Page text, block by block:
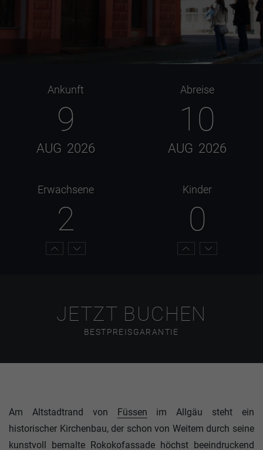
Ankunft
9
AUG 2026
Abreise
10
AUG 2026
Erwachsene
2
Kinder
0
JETZT BUCHEN
BESTPREISGARANTIE
Am Altstadtrand von Füssen im Allgäu steht ein
historischer Kirchenbau, der schon von Weitem durch seine
kunstvoll bemalte Rokokofassade höchst beeindruckend